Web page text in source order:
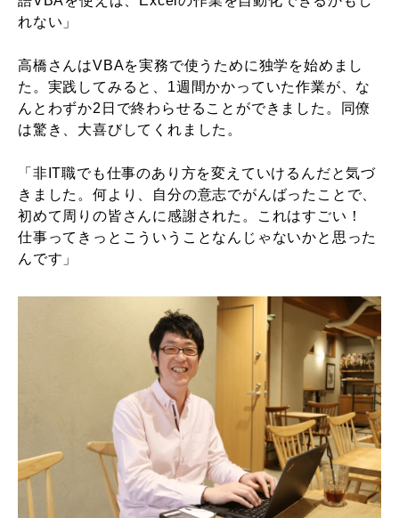
れない」
高橋さんはVBAを実務で使うために独学を始めまし
た。実践してみると、1週間かかっていた作業が、な
んとわずか2日で終わらせることができました。同僚
は驚き、大喜びしてくれました。
「非IT職でも仕事のあり方を変えていけるんだと気づ
きました。何より、自分の意志でがんばったことで、
初めて周りの皆さんに感謝された。これはすごい！
仕事ってきっとこういうことなんじゃないかと思った
んです」